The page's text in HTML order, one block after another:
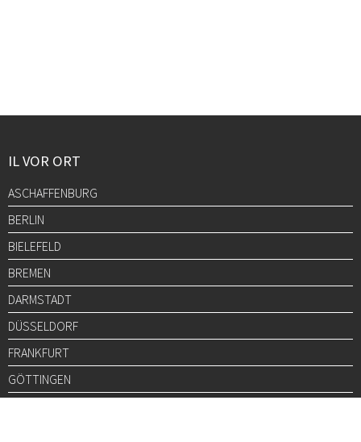
IL VOR ORT
ASCHAFFENBURG
BERLIN
BIELEFELD
BREMEN
DARMSTADT
DÜSSELDORF
FRANKFURT
GÖTTINGEN